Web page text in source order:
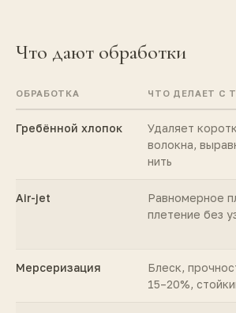
Что дают обработки
ОБРАБОТКА ЧТО ДЕЛАЕТ С
Гребённой хлопок
Удаляет
волокна,
нить
Air-jet
Равномерное
плетение без
Мерсеризация
Блеск,
15–20%,